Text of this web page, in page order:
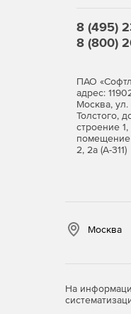
8 (495)
8 (800)
ПАО
адрес:
Москва,
Толстого,
строение 1,
2, 2а (А-311)
Москва
На